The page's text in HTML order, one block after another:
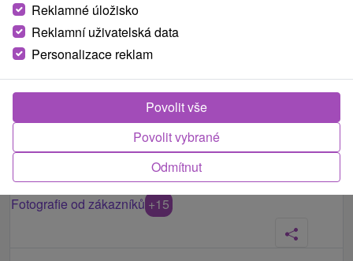
Fotografie od zákazníků +15
Reklamné úložisko
Reklamní uživatelská data
Personalizace reklam
Odmítnut
Povolit vybrané
Povolit vše